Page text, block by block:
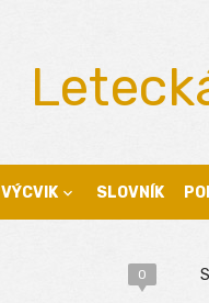
VÝCVIK SLOVNÍK
0